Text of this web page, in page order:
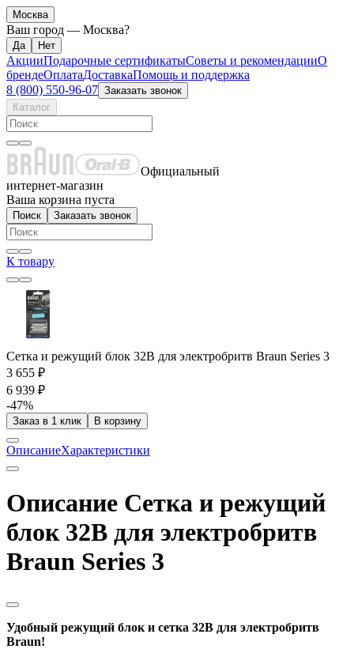
Москва
Ваш город — Москва?
АкцииПодарочные сертификатыСоветы и рекомендацииО
брендеОплатаДоставкаПомощь и поддержка
8 (800) 550-96-07 Заказать звонок
Каталог
Официальный
интернет-магазин
Ваша корзина пуста
Поиск Заказать звонок
К товару
Сетка и режущий блок 32B для электробритв Braun Series 3
3 655 ₽
6 939 ₽
-47%
Заказ в 1 клик В корзину
ОписаниеХарактеристики
Описание Сетка и режущий
блок 32B для электробритв
Braun Series 3
Удобный режущий блок и сетка 32B для электробритв
Braun!